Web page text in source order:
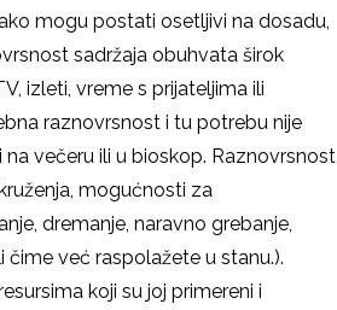
mogu postati osetljivi na dosadu,
sadržaja obuhvata širok
izleti, vreme s prijateljima ili
raznovrsnost i tu potrebu nije
večeru ili u bioskop. Raznovrsnost
mogućnosti za
dremanje, naravno grebanje,
već raspolažete u stanu.).
koji su joj primereni i